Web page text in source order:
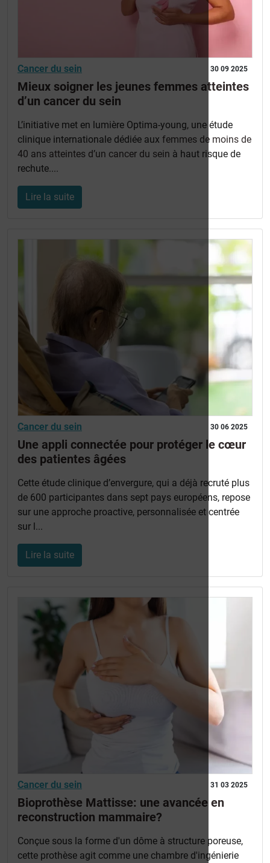
30 09 2025
Cancer du sein
Mieux soigner les jeunes femmes atteintes
d’un cancer du sein
L’initiative met en lumière Optima-young, une étude
clinique internationale dédiée aux femmes de moins de
40 ans atteintes d’un cancer du sein à haut risque de
rechute....
Lire la suite
30 06 2025
Cancer du sein
Une appli connectée pour protéger le cœur
des patientes âgées
Cette étude clinique d’envergure, qui a déjà recruté plus
de 600 participantes dans sept pays européens, repose
sur une approche proactive, personnalisée et centrée
sur l...
Lire la suite
31 03 2025
Cancer du sein
Bioprothèse Mattisse: une avancée en
reconstruction mammaire?
Conçue sous la forme d'un dôme à structure poreuse,
cette prothèse agit comme une chambre d'ingénierie